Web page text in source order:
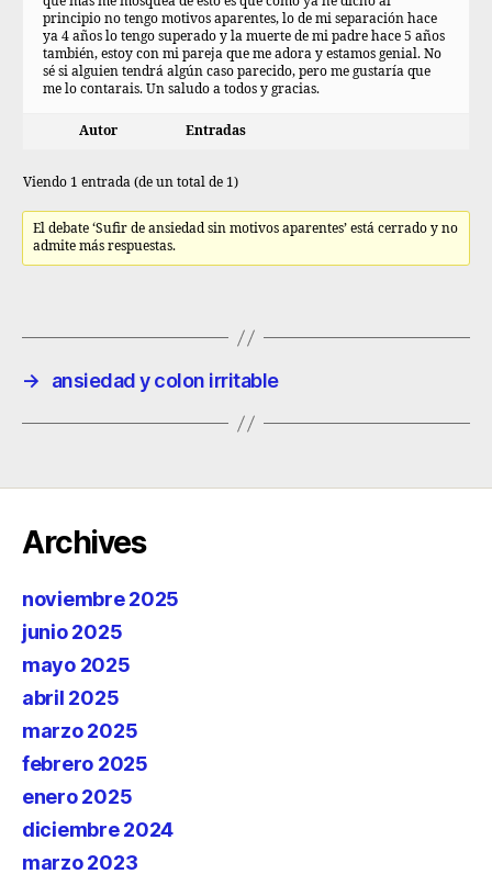
principio no tengo motivos aparentes, lo de mi separación hace
ya 4 años lo tengo superado y la muerte de mi padre hace 5 años
también, estoy con mi pareja que me adora y estamos genial. No
sé si alguien tendrá algún caso parecido, pero me gustaría que
me lo contarais. Un saludo a todos y gracias.
Autor Entradas
Viendo 1 entrada (de un total de 1)
El debate ‘Sufir de ansiedad sin motivos aparentes’ está cerrado y no
admite más respuestas.
→ ansiedad y colon irritable
Archives
noviembre 2025
junio 2025
mayo 2025
abril 2025
marzo 2025
febrero 2025
enero 2025
diciembre 2024
marzo 2023